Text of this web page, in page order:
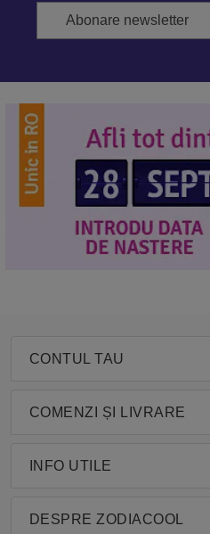
Abonare newsletter
CONTUL TAU
COMENZI ȘI LIVRARE
INFO UTILE
DESPRE ZODIACOOL